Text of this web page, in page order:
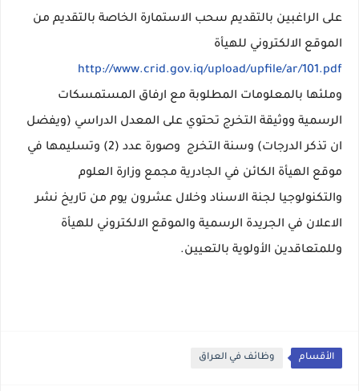
على الراغبين بالتقديم سحب الاستمارة الخاصة بالتقديم من
الموقع الالكتروني للهيأة
http://www.crid.gov.iq/upload/upfile/ar/101.pdf
وملئها بالمعلومات المطلوبة مع ارفاق المستمسكات
الرسمية ووثيقة التخرج تحتوي على المعدل الدراسي (ويفضل
ان تذكر الدرجات) وسنة التخرج وصورة عدد (2) وتسليمها في
موقع الهيأة الكائن في الجادرية مجمع وزارة العلوم
والتكنولوجيا لجنة الاسناد وخلال عشرون يوم من تاريخ نشر
الاعلان في الجريدة الرسمية والموقع الالكتروني للهيأة
وللمتعاقدين الأولوية بالتعيين.
الأقسام وظائف في العراق